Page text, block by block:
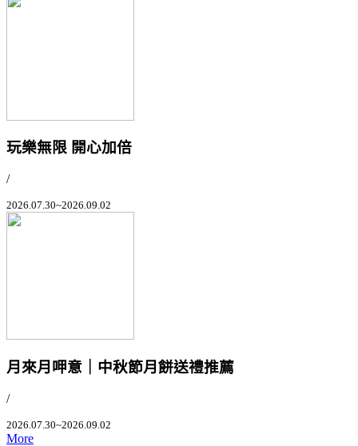
玩樂無限 開心加倍
/
2026.07.30~2026.09.02
月來月呷意｜中秋節月餅送禮推薦
/
2026.07.30~2026.09.02
More